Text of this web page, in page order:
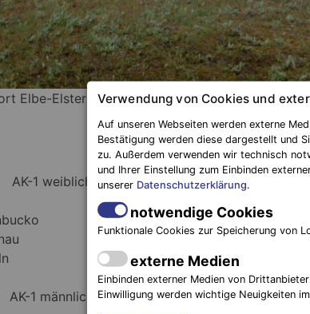
Elbe-Elster (DT)
Gruppendisziplinen:
AK-1 weiblich:
AK-1 männlich:
–
Verwendung von Cookies und
Auf unseren Webseiten werden externe
Bestätigung werden diese dargestellt und
zu. Außerdem verwenden wir technisch
und Ihrer Einstellung zum Einbinden
unserer Datenschutzerklärung.
notwendige Cookies
Funktionale Cookies zur Speicherung von
externe Medien
Einbinden externer Medien von
Einwilligung werden wichtige Neuigkeiten